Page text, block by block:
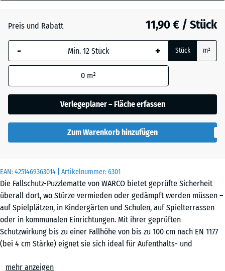
EAN:4251469363014 | Artikelnummer:6301
Die Fallschutz-Puzzlematte von WARCO bietet geprüfte Sicherheit
überall dort, wo Stürze vermieden oder gedämpft werden müssen –
auf Spielplätzen, in Kindergärten und Schulen, auf Spielterrassen
oder in kommunalen Einrichtungen. Mit ihrer geprüften
Schutzwirkung bis zu einer Fallhöhe von bis zu 100 cm nach EN 1177
(bei 4 cm Stärke) eignet sie sich ideal für Aufenthalts- und
Spielflächen. Auch in Senioreneinrichtungen, in der Rehabilitation
mehr anzeigen
- 0,50 €
Die gewählte, blau
umrandete
Abmessung wird
Produktdaten nicht
anders angegeben)
für die
Bedarfsberechnung
x
50
x 3
cm
|
0,25
m²
Preis und Rabatt 11,90 € / Stück
- + Stück m²
0 m²
Verlegeplaner – Fläche erfassen
Zum Warenkorb hinzufügen